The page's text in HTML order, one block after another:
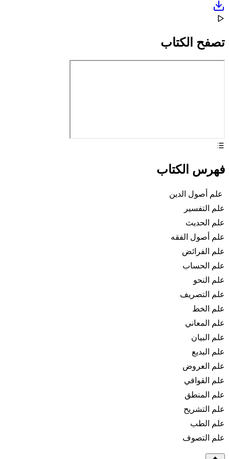
الكتاب
الكتاب
أصول الدين
التفسير
الحديث
أصول الفقه
الفرائض
الحساب
النحو
التصريف
الخط
المعاني
البيان
البديع
العروض
القوافي
المنطق
التشريح
الطب
التصوف